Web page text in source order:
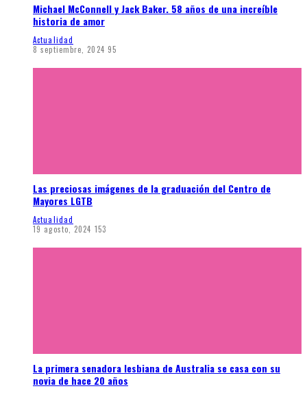
Michael McConnell y Jack Baker. 58 años de una increíble
historia de amor
Actualidad
8 septiembre, 2024 95
Las preciosas imágenes de la graduación del Centro de
Mayores LGTB
Actualidad
19 agosto, 2024 153
La primera senadora lesbiana de Australia se casa con su
novia de hace 20 años